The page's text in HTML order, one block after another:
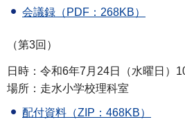
会議録（PDF：268KB）
（第3回）
日時：令和6年7月24日（水曜日）
場所：走水小学校理科室
配付資料（ZIP：468KB）